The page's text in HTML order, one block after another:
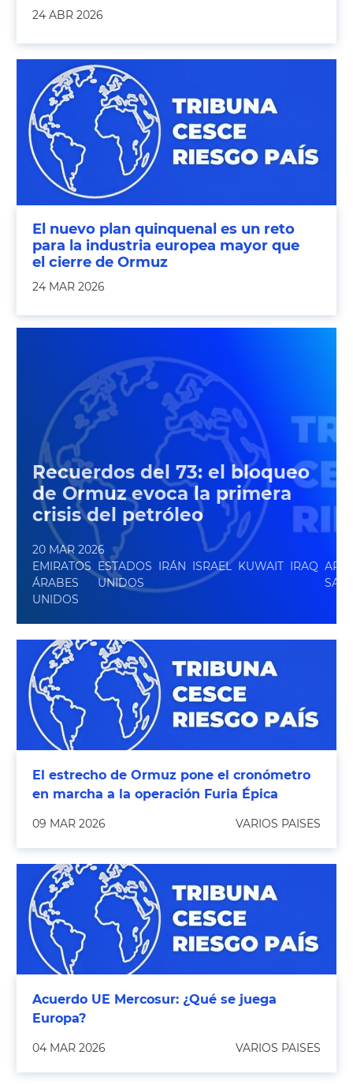
24 ABR 2026
El nuevo plan quinquenal es un reto
para la industria europea mayor que
el cierre de Ormuz
24 MAR 2026
Recuerdos del 73: el bloqueo
de Ormuz evoca la primera
crisis del petróleo
20 MAR 2026
EMIRATOS
ÁRABES
UNIDOS
ESTADOS
UNIDOS
IRÁN ISRAEL KUWAIT IRAQ
El estrecho de Ormuz pone el cronómetro
en marcha a la operación Furia Épica
09 MAR 2026 VARIOS PAISES
Acuerdo UE Mercosur: ¿Qué se juega
Europa?
04 MAR 2026 VARIOS PAISES